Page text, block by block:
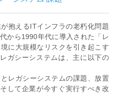
抱えるITインフラの老朽化問題
から1990年代に導入された「レ
に大規模なリスクを引き起こす
ガシーシステムは、主に以下の
レガシーシステムの課題、放置
して企業が今すぐ実行すべき改